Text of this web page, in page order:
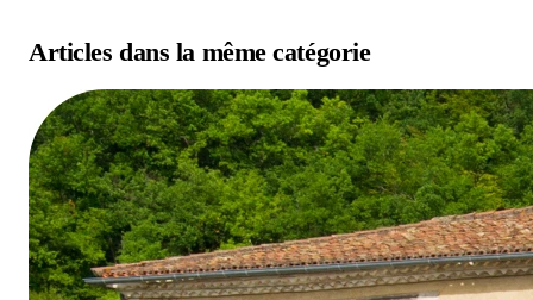
Articles dans la même catégorie